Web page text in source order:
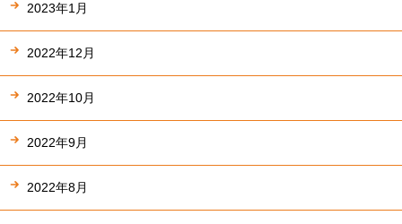
2023年1月
2022年12月
2022年10月
2022年9月
2022年8月